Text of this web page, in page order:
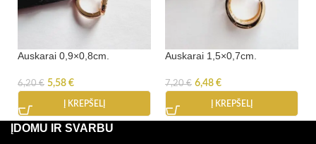
Auskarai 0,9×0,8cm.
6,20€ 5,58 €
Į KREPŠELĮ
Auskarai 1,5×0,7cm.
7,20€ 6,48 €
Į KREPŠELĮ
ĮDOMU IR SVARBU